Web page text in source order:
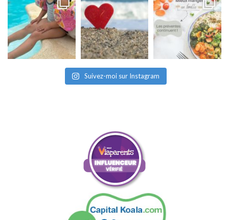
Suivez-moi sur Instagram